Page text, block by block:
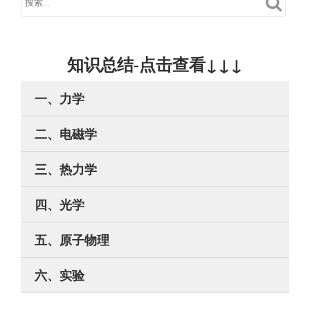
知识总结-点击查看↓↓↓
一、力学
二、电磁学
三、热力学
四、光学
五、原子物理
六、实验